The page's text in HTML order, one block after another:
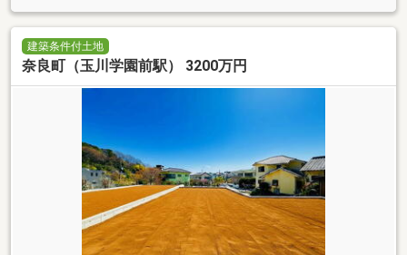
建築条件付土地
奈良町（玉川学園前駅） 3200万円